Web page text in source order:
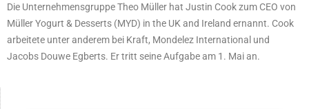
Die Unternehmensgruppe Theo Müller hat Justin Cook zum CEO von
Müller Yogurt & Desserts (MYD) in the UK and Ireland ernannt. Cook
arbeitete unter anderem bei Kraft, Mondelez International und
Jacobs Douwe Egberts. Er tritt seine Aufgabe am 1. Mai an.